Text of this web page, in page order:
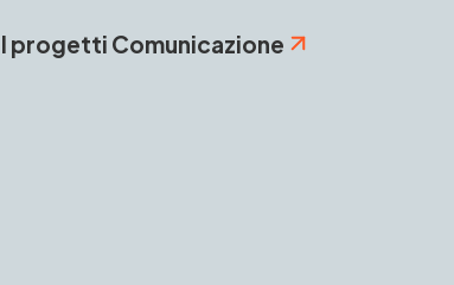
I progetti Comunicazione